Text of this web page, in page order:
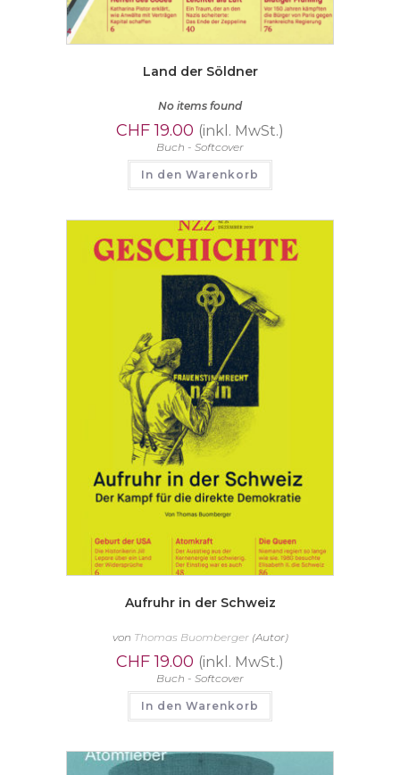
Land der Söldner
No items found
CHF19.00 (inkl. MwSt.)
Buch - Softcover
In den Warenkorb
Aufruhr in der Schweiz
von Thomas Buomberger(Autor)
CHF19.00 (inkl. MwSt.)
Buch - Softcover
In den Warenkorb